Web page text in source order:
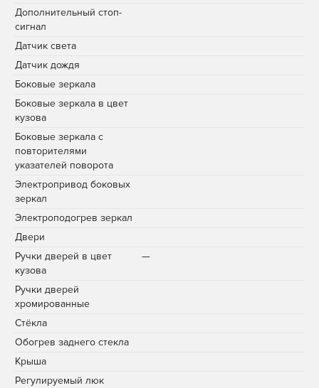
Дополнительный стоп-
сигнал
Датчик света
Датчик дождя
Боковые зеркала
Боковые зеркала в цвет
кузова
Боковые зеркала с
повторителями
указателей поворота
Электропривод боковых
зеркал
Электроподогрев зеркал
Двери
Ручки дверей в цвет
кузова
—
Ручки дверей
хромированные
Стёкла
Обогрев заднего стекла
Крыша
Регулируемый люк